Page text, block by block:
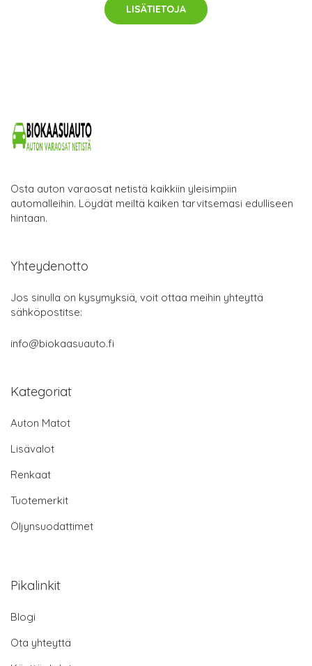
LISÄTIETOJA
Osta auton varaosat netistä kaikkiin yleisimpiin
automalleihin. Löydät meiltä kaiken tarvitsemasi edulliseen
hintaan.
Yhteydenotto
Jos sinulla on kysymyksiä, voit ottaa meihin yhteyttä
sähköpostitse:
info@biokaasuauto.fi
Kategoriat
Auton Matot
Lisävalot
Renkaat
Tuotemerkit
Öljynsuodattimet
Pikalinkit
Blogi
Ota yhteyttä